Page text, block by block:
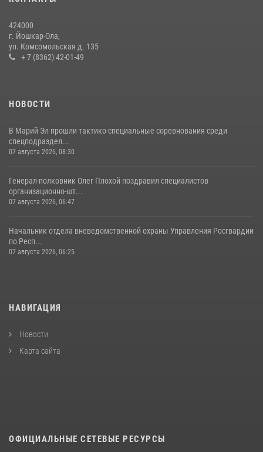
Управление Росгвардии по Республике Марий Эл продолжает
(видео)
11 июля 2026, 06:20 9
28 июля 2026, 11:52
424000
г. Йошкар-Ола,
ул. Комсомольская д. 135
+ 7 (8362) 42-01-49
НОВОСТИ
В Марий Эл прошли тактико-специальные соревнования среди
спецподраздел...
07 августа 2026, 08:30
Генерал-полковник Олег Плохой поздравил специалистов
организационно-шт...
07 августа 2026, 06:47
Начальник отдела вневедомственной охраны Управления Росгвардии
по Респ...
07 августа 2026, 06:25
НАВИГАЦИЯ
Новости
Карта сайта
ОФИЦИАЛЬНЫЕ СЕТЕВЫЕ РЕСУРСЫ